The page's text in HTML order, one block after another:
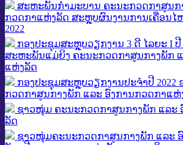
ສະຫະພັນກໍາມະບານ ຄະນະກວດກາສູນກ
ກວດກາແຫ່ງລັດ ສະຫຼຸບຜົນງານການເຄື່ອນໄ
2022
ກອງປະຊຸມສະຫຼຸບວຽກງານ 3 ດີ ໄລຍະ I ປີ
ສະຫະພັນແມ່ຍິງ ຄະນະກວດກາສູນກາງພັກ
ແຫ່ງລັດ
ກອງປະຊຸມສະຫຼຸບວຽກງານປະຈຳປີ
ກວດກາສູນກາງພັກ ແລະ ອົງການກວດກາແຫ່
ຊາວໜຸ່ມ ຄະນະກວດກາສູນກາງພັກ ແລະ
ລັດ
ຊາວໜຸ່ມຄະນະກວດກາສູນກາງພັກ ແລະ